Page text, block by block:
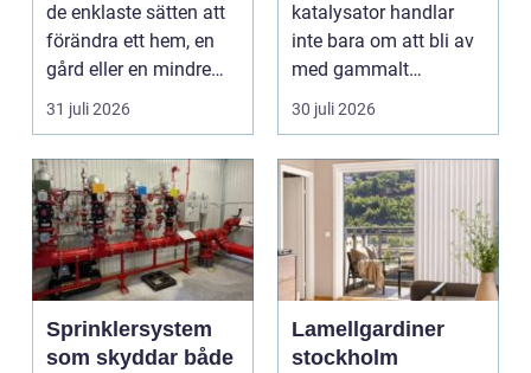
de enklaste sätten att
förändra ett hem, en
gård eller en mindre
verksamhet. E...
31 juli 2026
katalysator handlar
inte bara om att bli av
med gammalt
material. I varje
30 juli 2026
Sprinklersystem
som skyddar både
Lamellgardiner
stockholm